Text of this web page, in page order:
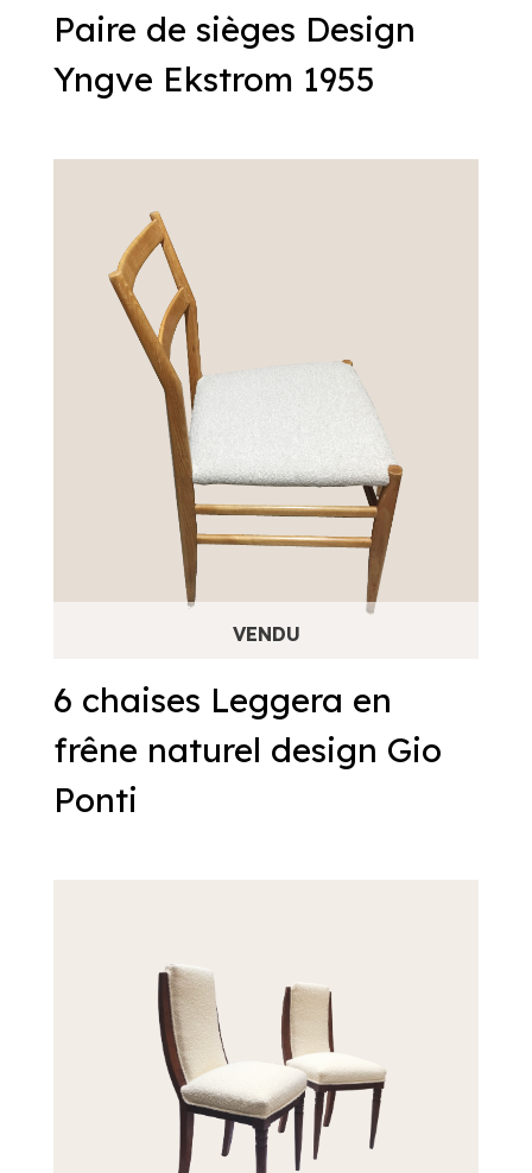
Paire de sièges Design
Yngve Ekstrom 1955
6 chaises Leggera en
frêne naturel design Gio
Ponti